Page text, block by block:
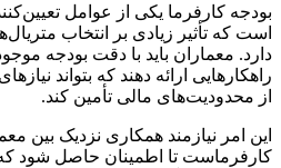
بودجه کارفرما یکی از عوامل
است که تأثیر زیادی بر انتخاب
دارد. معماران باید با دقت بودجه
راهکارهایی ارائه دهند که بتواند
از محدودیت‌های مالی تأمین کند.
این امر نیازمند همکاری نزدیک بین
کارفرماست تا اطمینان حاصل شود